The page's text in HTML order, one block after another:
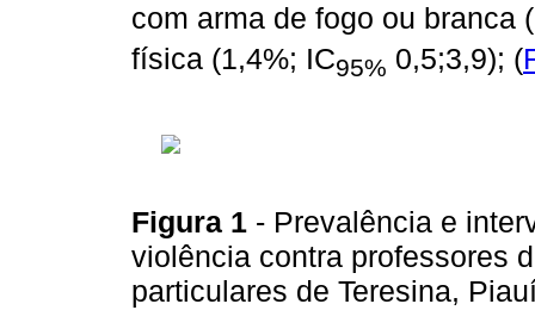
com arma de fogo ou branca
física (1,4%; IC95% 0,5;3,9); (
Figura 1 - Prevalência e
violência contra professores
particulares de Teresina,